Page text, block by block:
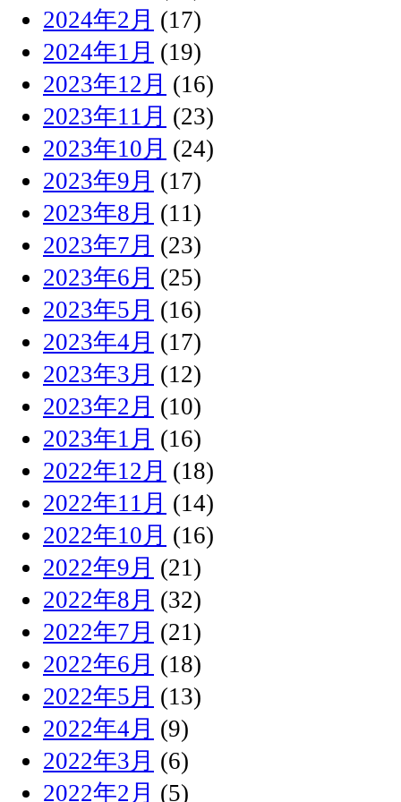
2024年2月 (17)
2024年1月 (19)
2023年12月 (16)
2023年11月 (23)
2023年10月 (24)
2023年9月 (17)
2023年8月 (11)
2023年7月 (23)
2023年6月 (25)
2023年5月 (16)
2023年4月 (17)
2023年3月 (12)
2023年2月 (10)
2023年1月 (16)
2022年12月 (18)
2022年11月 (14)
2022年10月 (16)
2022年9月 (21)
2022年8月 (32)
2022年7月 (21)
2022年6月 (18)
2022年5月 (13)
2022年4月 (9)
2022年3月 (6)
2022年2月 (5)